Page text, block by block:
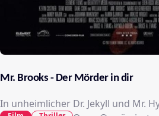
Mr. Brooks - Der Mörder in dir
In unheimlicher Dr. Jekyll und Mr.